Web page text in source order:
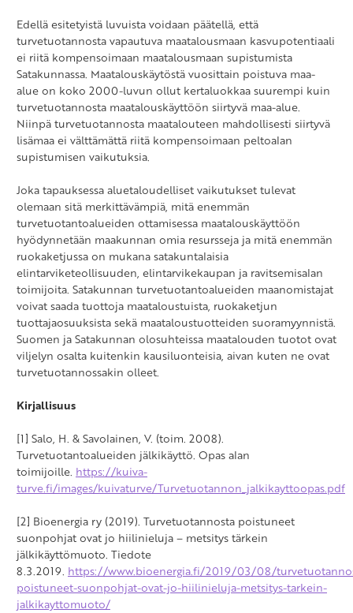
Edellä esitetyistä luvuista voidaan päätellä, että
turvetuotannosta vapautuva maatalousmaan kasvupotentiaali
ei riitä kompensoimaan maatalousmaan supistumista
Satakunnassa. Maatalouskäytöstä vuosittain poistuva maa-
alue on koko 2000-luvun ollut kertaluokkaa suurempi kuin
turvetuotannosta maatalouskäyttöön siirtyvä maa-alue.
Niinpä turvetuotannosta maatalouteen mahdollisesti siirtyvä
lisämaa ei välttämättä riitä kompensoimaan peltoalan
supistumisen vaikutuksia.
Joka tapauksessa aluetaloudelliset vaikutukset tulevat
olemaan sitä merkittävämpiä, mitä enemmän
turvetuotantoalueiden ottamisessa maatalouskäyttöön
hyödynnetään maakunnan omia resursseja ja mitä enemmän
ruokaketjussa on mukana satakuntalaisia
elintarviketeollisuuden, elintarvikekaupan ja ravitsemisalan
toimijoita. Satakunnan turvetuotantoalueiden maanomistajat
voivat saada tuottoja maataloustuista, ruokaketjun
tuottajaosuuksista sekä maataloustuotteiden suoramyynnistä.
Suomen ja Satakunnan olosuhteissa maatalouden tuotot ovat
viljelyn osalta kuitenkin kausiluonteisia, aivan kuten ne ovat
turvetuotannossakin olleet.
Kirjallisuus
[1] Salo, H. & Savolainen, V. (toim. 2008).
Turvetuotantoalueiden jälkikäyttö. Opas alan
toimijoille. https://kuiva-
turve.fi/images/kuivaturve/Turvetuotannon_jalkikayttoopas.pdf
[2] Bioenergia ry (2019). Turvetuotannosta poistuneet
suonpohjat ovat jo hiilinieluja – metsitys tärkein
jälkikäyttömuoto. Tiedote
8.3.2019. https://www.bioenergia.fi/2019/03/08/
poistuneet-suonpohjat-ovat-jo-hiilinieluja-metsitys-tarkein-
jalkikayttomuoto/